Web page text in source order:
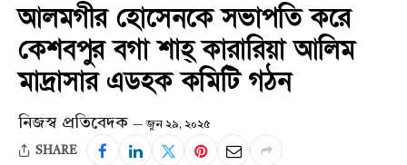
আলমগীর হোসেনকে সভাপতি করে
কেশবপুর বগা শাহ্ কারারিয়া আলিম
মাদ্রাসার এডহক কমিটি গঠন
নিজস্ব প্রতিবেদক জুন ২৯, ২০২৫
SHARE